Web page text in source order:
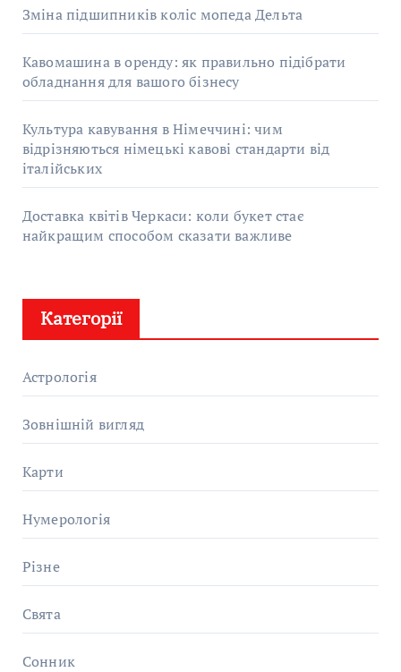
Зміна підшипників коліс мопеда Дельта
Кавомашина в оренду: як правильно підібрати
обладнання для вашого бізнесу
Культура кавування в Німеччині: чим
відрізняються німецькі кавові стандарти від
італійських
Доставка квітів Черкаси: коли букет стає
найкращим способом сказати важливе
Категорії
Астрологія
Зовнішній вигляд
Карти
Нумерологія
Різне
Свята
Сонник